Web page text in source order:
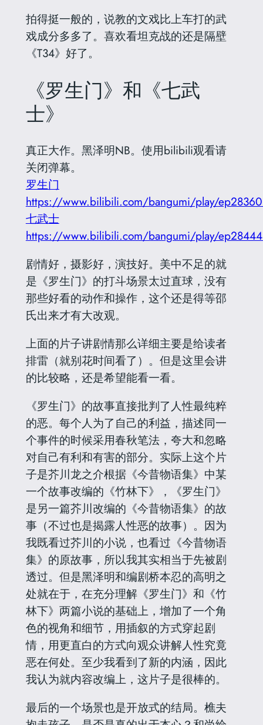
拍得挺一般的，说教的文戏比上车打的武
戏成分多多了。喜欢看坦克战的还是隔壁
《T34》好了。
《罗生门》和《七武
士》
真正大作。黑泽明NB。使用bilibili观看请
关闭弹幕。
罗生门
https://www.bilibili.com/bangumi/play/
七武士
https://www.bilibili.com/bangumi/play/
剧情好，摄影好，演技好。美中不足的就
是《罗生门》的打斗场景太过直球，没有
那些好看的动作和操作，这个还是得等邵
氏出来才有大改观。
上面的片子讲剧情那么详细主要是给读者
排雷（就别花时间看了）。但是这里会讲
的比较略，还是希望能看一看。
《罗生门》的故事直接批判了人性最纯粹
的恶。每个人为了自己的利益，描述同一
个事件的时候采用春秋笔法，夸大和忽略
对自己有利和有害的部分。实际上这个片
子是芥川龙之介根据《今昔物语集》中某
一个故事改编的《竹林下》，《罗生门》
是另一篇芥川改编的《今昔物语集》的故
事（不过也是揭露人性恶的故事）。因为
我既看过芥川的小说，也看过《今昔物语
集》的原故事，所以我其实相当于先被剧
透过。但是黑泽明和编剧桥本忍的高明之
处就在于，在充分理解《罗生门》和《竹
林下》两篇小说的基础上，增加了一个角
色的视角和细节，用插叙的方式穿起剧
情，用更直白的方式向观众讲解人性究竟
恶在何处。至少我看到了新的内涵，因此
我认为就内容改编上，这片子是很棒的。
最后的一个场景也是开放式的结局。樵夫